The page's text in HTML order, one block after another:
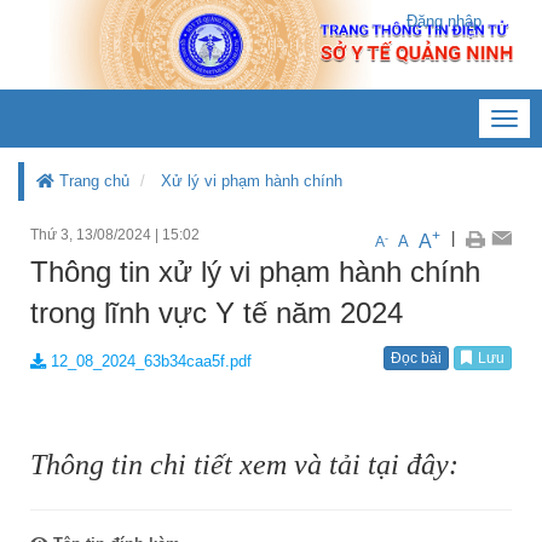
Đăng nhập
Trang chủ Xử lý vi phạm hành chính
Thứ 3, 13/08/2024 15:02 A- A A+
Thông tin xử lý vi phạm hành chính
trong lĩnh vực Y tế năm 2024
12_08_2024_63b34caa5f.pdf Đọc bài Lưu
Thông tin chi tiết xem và tải tại đây: